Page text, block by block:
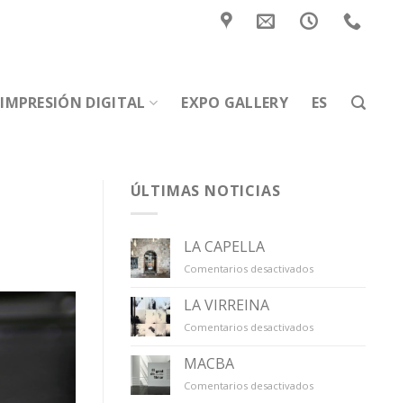
IMPRESIÓN DIGITAL EXPO GALLERY ES
ÚLTIMAS NOTICIAS
LA CAPELLA
Comentarios desactivadosen
LA VIRREINA
Comentarios desactivadosen
MACBA
Comentarios desactivadosen